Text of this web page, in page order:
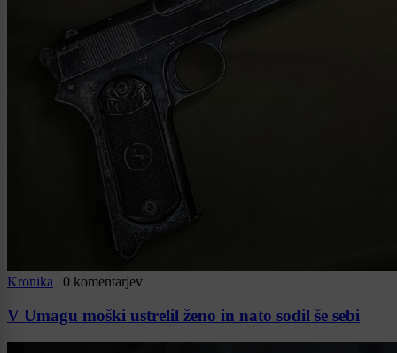
Kronika | 0 komentarjev
V Umagu moški ustrelil ženo in nato sodil še sebi